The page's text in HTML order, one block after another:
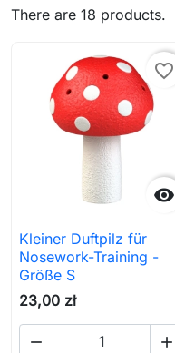
There are 18 products.

favorite_border
Kleiner Duftpilz für
Nosework-Training -
Größe S
23,00 zł
 